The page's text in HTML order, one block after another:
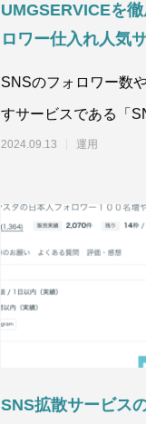
UMGSERVICEを
ロワー仕入れ人気
SNSのフォロワー数
すサービスである「
ト」が近年注目を集め
2024.09.13 運用
SNS拡散サービス